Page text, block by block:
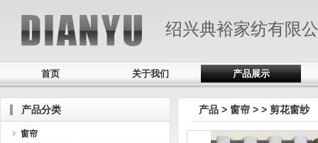
绍兴典裕家纺有限
首页 关于我们 产品展示
产品分类
窗帘
产品 > 窗帘 > > 剪花窗纱